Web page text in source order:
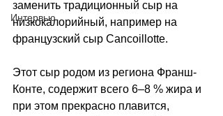
Интервью
заменить традиционный сыр на
низкокалорийный, например на
французский сыр Cancoillotte.
Этот сыр родом из региона Франш-
Конте, содержит всего 6–8 % жира и
при этом прекрасно плавится,